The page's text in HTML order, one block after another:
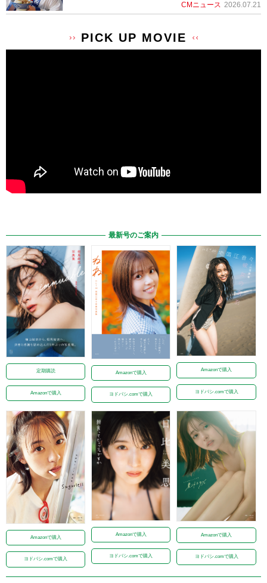
CMニュース 2026.07.21
PICK UP MOVIE
最新号のご案内
定期購読
Amazonで購入
Amazonで購入
ヨドバシ.comで購入
Amazonで購入
ヨドバシ.comで購入
Amazonで購入
ヨドバシ.comで購入
Amazonで購入
ヨドバシ.comで購入
Amazonで購入
ヨドバシ.comで購入